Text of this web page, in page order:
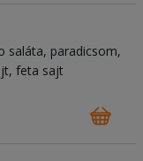
saláta, paradicsom,
feta sajt